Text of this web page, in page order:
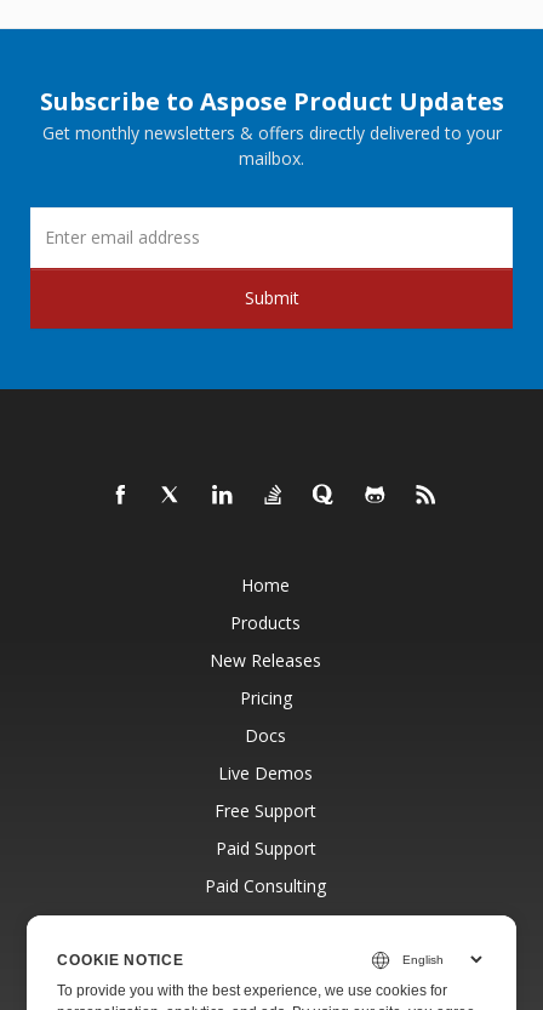
Subscribe to Aspose Product Updates
Get monthly newsletters & offers directly delivered to your
mailbox.
Submit
Home
Products
New Releases
Pricing
Docs
Live Demos
Free Support
Paid Support
Paid Consulting
Blog
About
COOKIE NOTICE
To provide you with the best experience, we use cookies for